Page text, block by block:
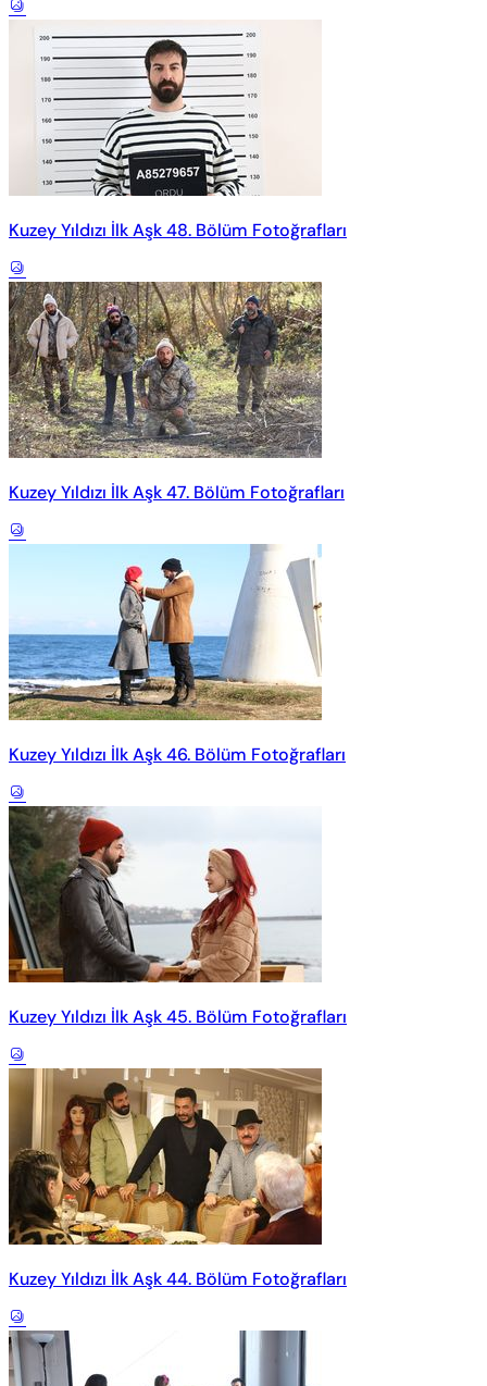
Kuzey Yıldızı İlk Aşk 48. Bölüm Fotoğrafları
Kuzey Yıldızı İlk Aşk 47. Bölüm Fotoğrafları
Kuzey Yıldızı İlk Aşk 46. Bölüm Fotoğrafları
Kuzey Yıldızı İlk Aşk 45. Bölüm Fotoğrafları
Kuzey Yıldızı İlk Aşk 44. Bölüm Fotoğrafları